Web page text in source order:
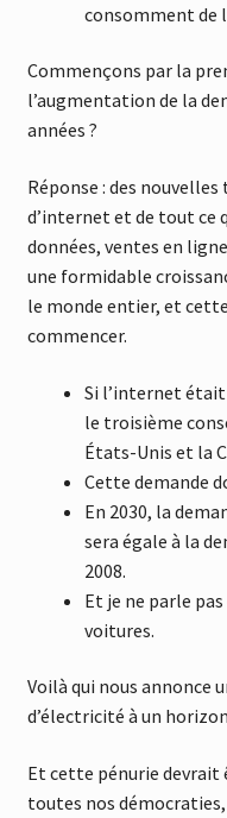
consomment de
Commençons par la
l’augmentation de la
années ?
Réponse : des
d’internet et de tout ce
données, ventes en
une formidable
le monde entier, et
commencer.
Si l’internet était
le troisième
États-Unis et la
Cette demande
En 2030, la
sera égale à la
2008.
Et je ne parle
voitures.
Voilà qui nous annonce
d’électricité à un
Et cette pénurie devrait
toutes nos